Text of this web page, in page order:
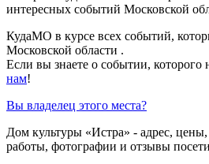
интересных событий Московской
КудаМО в курсе всех событий,
Московской области .
Если вы знаете о событии, которого
нам!
Вы владелец этого места?
Дом культуры «Истра» - адрес,
работы, фотографии и отзывы